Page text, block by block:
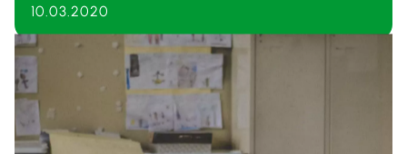
10.03.2020